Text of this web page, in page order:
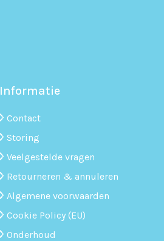
Informatie
Contact
Storing
Veelgestelde vragen
Retourneren & annuleren
Algemene voorwaarden
Cookie Policy (EU)
Onderhoud